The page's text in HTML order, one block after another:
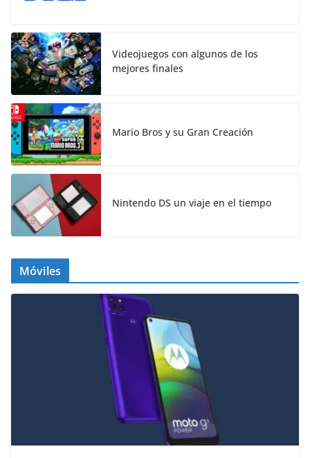
Videojuegos con algunos de los
mejores finales
Mario Bros y su Gran Creación
Nintendo DS un viaje en el tiempo
Móviles